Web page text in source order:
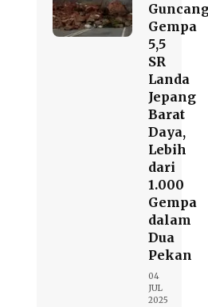
Gempa
5,5
SR
Landa
Jepang
Barat
Daya,
Lebih
dari
1.000
Gempa
dalam
Dua
Pekan
04
JUL
2025